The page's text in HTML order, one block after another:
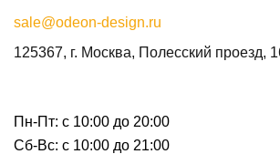
sale@odeon-design.ru
125367, г. Москва, Полесский проезд,
Пн-Пт: с 10:00 до 20:00
Сб-Вс: с 10:00 до 21:00